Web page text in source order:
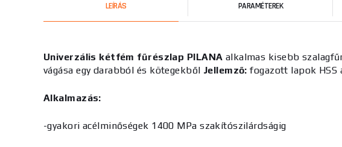
LEÍRÁS PARAMÉTEREK
Univerzális kétfém fűrészlap PILANA alkalmas kisebb
vágása egy darabból és kötegekből Jellemző: fogazott lapok HSS
Alkalmazás:
-gyakori acélminőségek 1400 MPa szakítószilárdságig